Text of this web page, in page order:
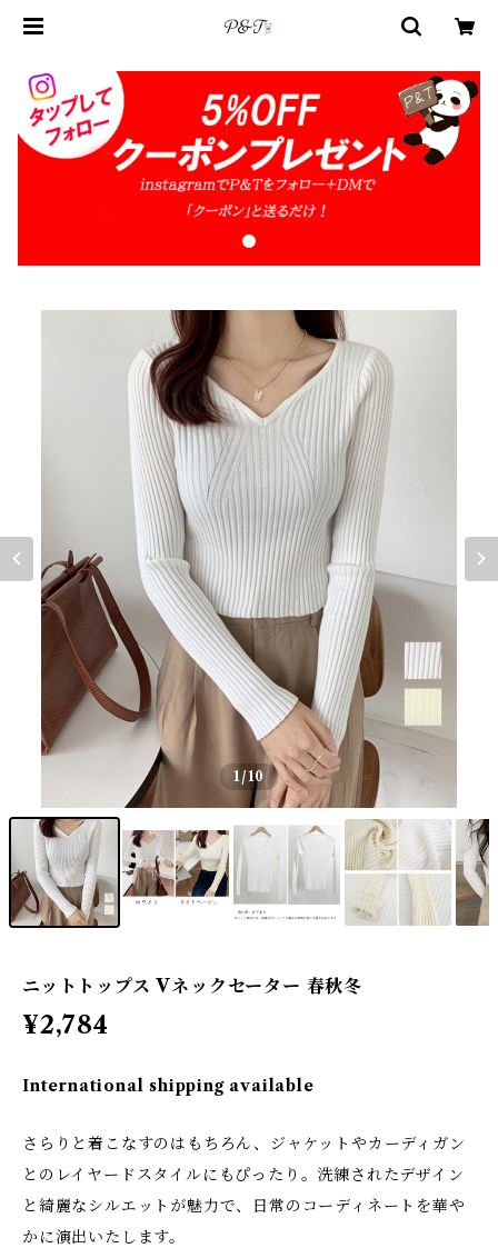
1 /10
ニットトップス Vネックセーター 春秋冬
¥2,784
International shipping available
さらりと着こなすのはもちろん、ジャケットやカーディガン
とのレイヤードスタイルにもぴったり。洗練されたデザイン
と綺麗なシルエットが魅力で、日常のコーディネートを華や
かに演出いたします。